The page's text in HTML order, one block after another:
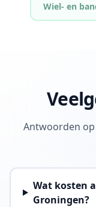
Wiel- en
Antwoorden
Wat kosten
Groningen?